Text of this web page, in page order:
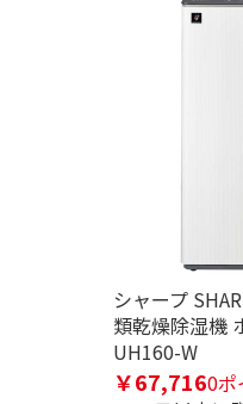
シャープ
類乾燥除湿機
UH160-W
￥67,7160ポ